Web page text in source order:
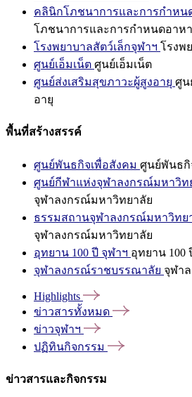
คลินิกโภชนาการและการกำหน
โภชนาการและการกำหนดอาห
โรงพยาบาลสัตว์เล็กจุฬาฯ โรงพ
ศูนย์เอ็มเน็ต ศูนย์เอ็มเน็ต
ศูนย์ส่งเสริมสุขภาวะผู้สูงอายุ ศูน
อายุ
พื้นที่สร้างสรรค์
ศูนย์พันธกิจเพื่อสังคม ศูนย์พันธกิ
ศูนย์กีฬาแห่งจุฬาลงกรณ์มหาวิท
จุฬาลงกรณ์มหาวิทยาลัย
ธรรมสถานจุฬาลงกรณ์มหาวิทย
จุฬาลงกรณ์มหาวิทยาลัย
อุทยาน 100 ปี จุฬาฯ อุทยาน 100
จุฬาลงกรณ์ราชบรรณาลัย จุฬา
Highlights
ข่าวสารทั้งหมด
ข่าวจุฬาฯ
ปฏิทินกิจกรรม
ข่าวสารและกิจกรรม